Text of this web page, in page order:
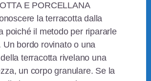
E PORCELLANA
la terracotta dalla
poiché il metodo per ripararle
Un bordo rovinato o una
terracotta rivelano una
un corpo granulare. Se la